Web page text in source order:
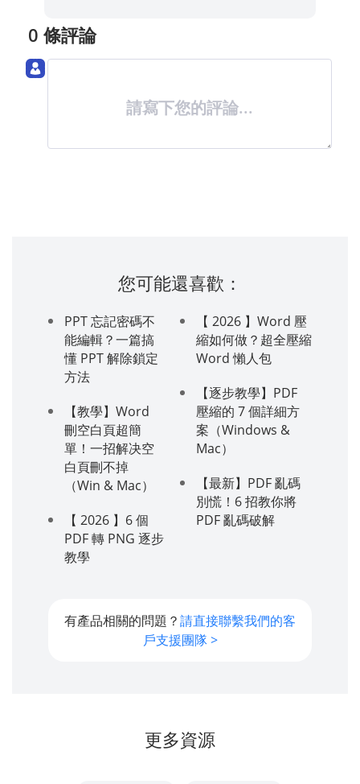
0 條評論
請寫下您的評論...
您可能還喜歡：
PPT 忘記密碼不
能編輯？一篇搞
懂 PPT 解除鎖定
方法
【教學】Word
刪空白頁超簡
單！一招解决空
白頁刪不掉
（Win & Mac）
【 2026 】6 個
PDF 轉 PNG 逐步
教學
【 2026 】Word 壓
縮如何做？超全壓縮
Word 懶人包
【逐步教學】PDF
壓縮的 7 個詳細方
案（Windows &
Mac）
【最新】PDF 亂碼
別慌！6 招教你將
PDF 亂碼破解
有產品相關的問題？請直接聯繫我們的客
戶支援團隊 >
更多資源